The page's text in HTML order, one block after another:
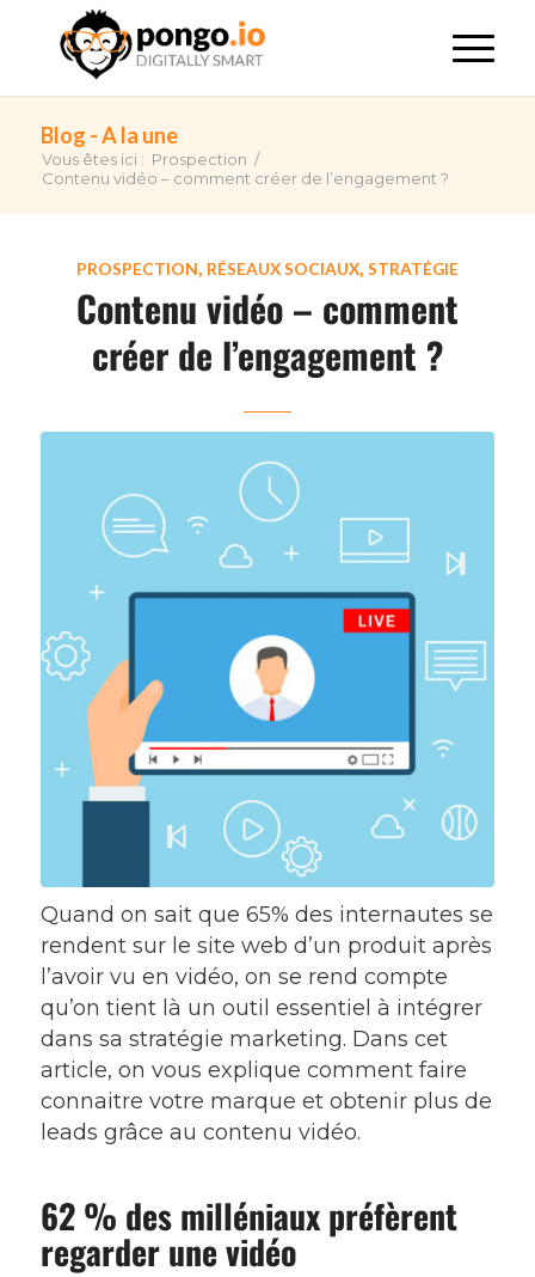
Blog - A la une
Vous êtes ici : Prospection /
Contenu vidéo – comment créer de l’engagement ?
PROSPECTION, RÉSEAUX SOCIAUX, STRATÉGIE
Contenu vidéo – comment
créer de l’engagement ?
Quand on sait que 65% des internautes se
rendent sur le site web d’un produit après
l’avoir vu en vidéo, on se rend compte
qu’on tient là un outil essentiel à intégrer
dans sa stratégie marketing. Dans cet
article, on vous explique comment faire
connaitre votre marque et obtenir plus de
leads grâce au contenu vidéo.
62 % des milléniaux préfèrent
regarder une vidéo